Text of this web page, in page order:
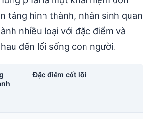
tảng hình thành, nhân sinh quan
nhiều loại với đặc điểm và
đến lối sống con người.
Đặc điểm cốt lõi